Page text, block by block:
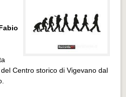
Centro storico di Vigevano dal